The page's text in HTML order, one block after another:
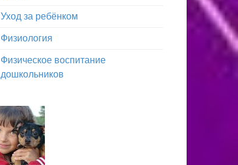
Уход за ребёнком
Физиология
Физическое воспитание
дошкольников